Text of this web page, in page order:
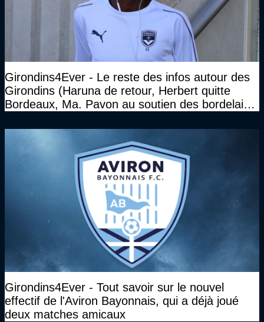
Girondins4Ever - Le reste des infos autour des
Girondins (Haruna de retour, Herbert quitte
Bordeaux, Ma. Pavon au soutien des bordelais,
Girondins4Ever - Tout savoir sur le nouvel
effectif de l'Aviron Bayonnais, qui a déjà joué
deux matches amicaux